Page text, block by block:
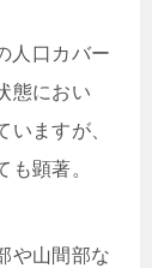
人口カバー
態におい
ますが、
顕著。
や山間部な